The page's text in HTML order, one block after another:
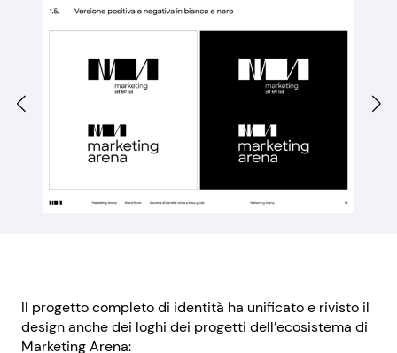
Il progetto completo di identità ha unificato e rivisto il
design anche dei loghi dei progetti dell’ecosistema di
Marketing Arena: